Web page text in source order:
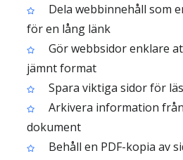
Dela webbinnehåll som
för en lång länk
Gör webbsidor enklare
jämnt format
Spara viktiga sidor för
Arkivera information
dokument
Behåll en PDF-kopia av